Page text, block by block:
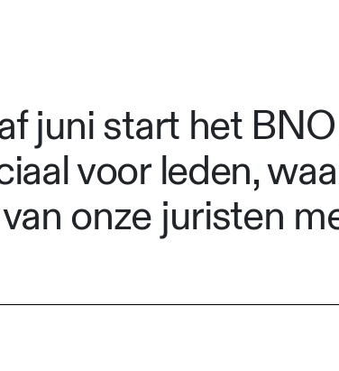
juni start het
voor leden,
onze juristen